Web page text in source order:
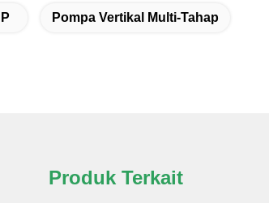
Pompa Vertikal Multi-Tahap
Produk Terkait